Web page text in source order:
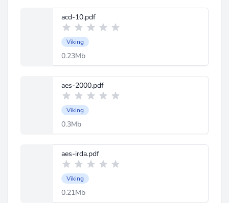
acd-10.pdf
Viking
0.23Mb
aes-2000.pdf
Viking
0.3Mb
aes-irda.pdf
Viking
0.21Mb